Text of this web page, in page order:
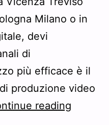
Milano o in
devi
di
più efficace è il
produzione video
reading